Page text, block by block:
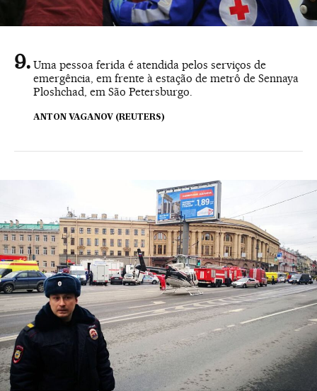
Uma pessoa ferida é atendida pelos serviços de
emergência, em frente à estação de metrô de Sennaya
Ploshchad, em São Petersburgo.
ANTON VAGANOV (REUTERS)